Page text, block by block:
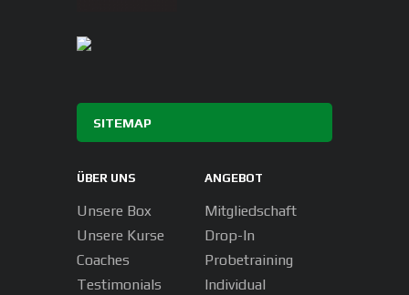
SITEMAP
ÜBER UNS
Unsere Box
Unsere Kurse
Coaches
Testimonials
ANGEBOT
Mitgliedschaft
Drop-In
Probetraining
Individual